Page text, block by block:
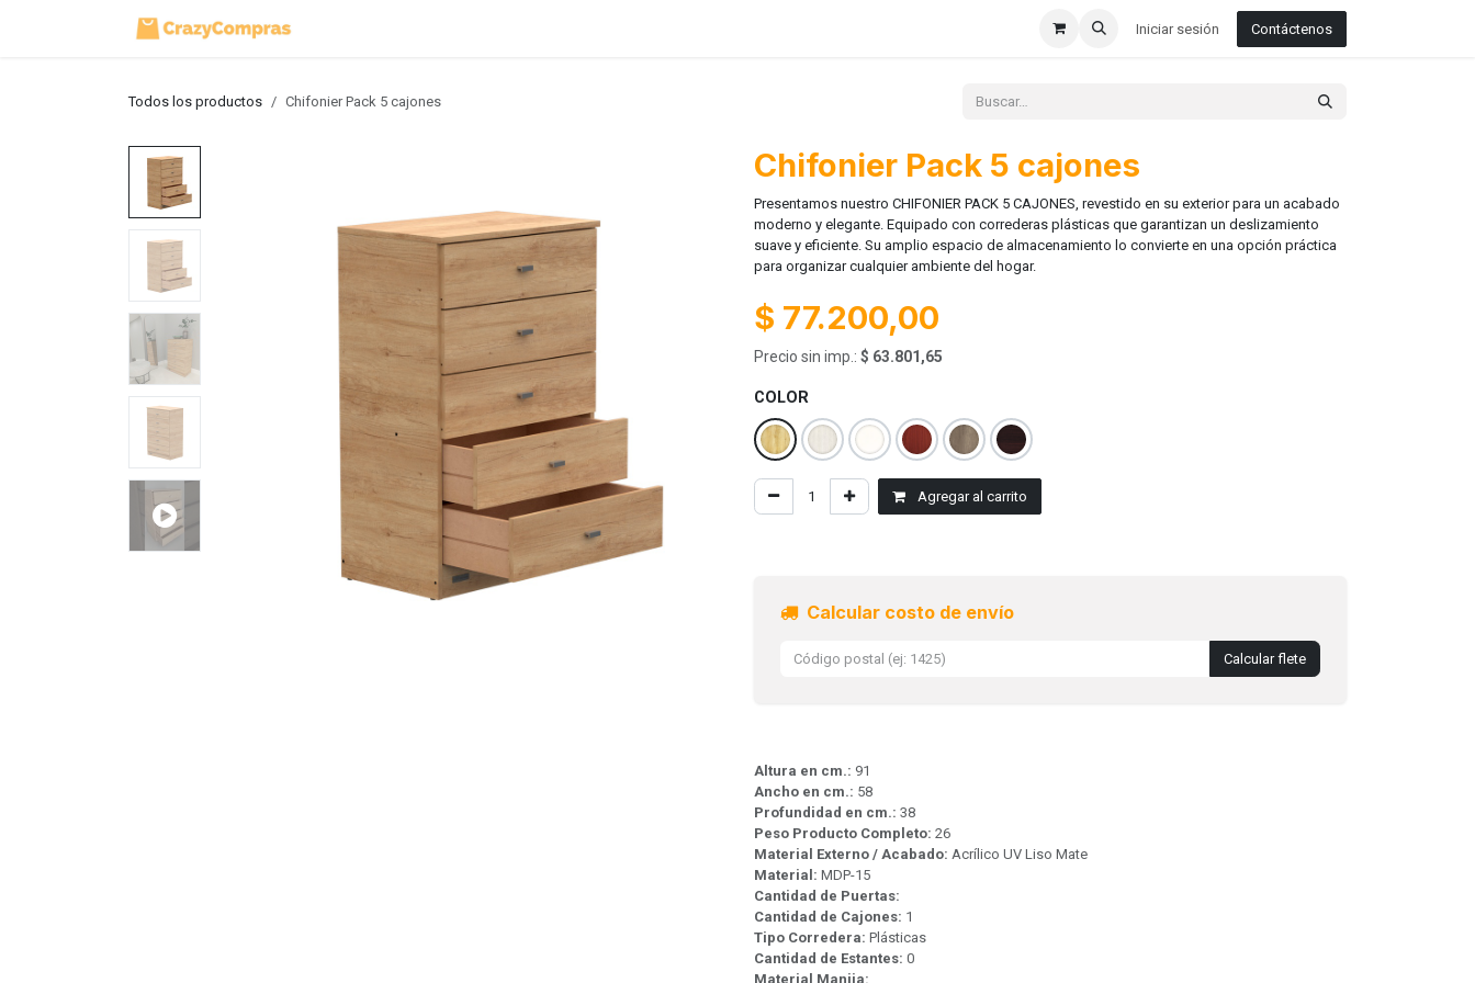
Iniciar sesión Contáctenos
Todos los productos Chifonier Pack 5 cajones
Chifonier Pack 5 cajones
Presentamos nuestro CHIFONIER PACK 5 CAJONES, revestido en su exterior para un acabado
moderno y elegante. Equipado con correderas plásticas que garantizan un deslizamiento
suave y eficiente. Su amplio espacio de almacenamiento lo convierte en una opción práctica
para organizar cualquier ambiente del hogar.
$ 77.200,00
Precio sin imp.: $ 63.801,65
COLOR
Agregar al carrito
Calcular costo de envío
Calcular flete
Altura en cm.: 91
Ancho en cm.: 58
Profundidad en cm.: 38
Peso Producto Completo: 26
Material Externo / Acabado: Acrílico UV Liso Mate
Material: MDP-15
Cantidad de Puertas:
Cantidad de Cajones: 1
Tipo Corredera: Plásticas
Cantidad de Estantes: 0
Material Manija: